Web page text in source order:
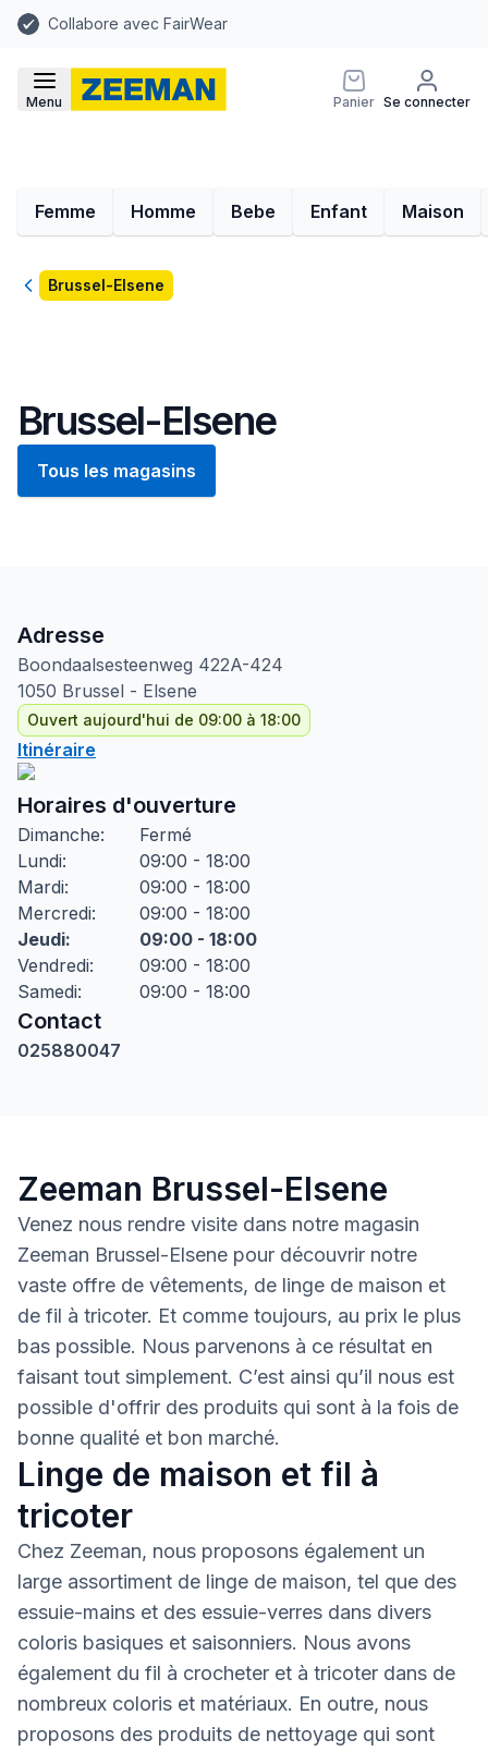
Collabore avec FairWear
Menu Panier Se connecter
Femme Homme Bebe Enfant Maison
RetourBrussel-Elsene
Brussel-Elsene
Tous les magasins
Adresse
Boondaalsesteenweg 422A-424
1050 Brussel - Elsene
Ouvert aujourd'hui de 09:00 à 18:00
Itinéraire
Horaires d'ouverture
Dimanche:
Fermé
Lundi:
09:00 - 18:00
Mardi:
09:00 - 18:00
Mercredi:
09:00 - 18:00
Jeudi:
09:00 - 18:00
Vendredi:
09:00 - 18:00
Samedi: 09:00 - 18:00
Contact
025880047
Zeeman Brussel-Elsene
Venez nous rendre visite dans notre magasin
Zeeman Brussel-Elsene pour découvrir notre
vaste offre de vêtements, de linge de maison et
de fil à tricoter. Et comme toujours, au prix le plus
bas possible. Nous parvenons à ce résultat en
faisant tout simplement. C’est ainsi qu’il nous est
possible d'offrir des produits qui sont à la fois de
bonne qualité et bon marché.
Linge de maison et fil à
tricoter
Chez Zeeman, nous proposons également un
large assortiment de linge de maison, tel que des
essuie-mains et des essuie-verres dans divers
coloris basiques et saisonniers. Nous avons
également du fil à crocheter et à tricoter dans de
nombreux coloris et matériaux. En outre, nous
proposons des produits de nettoyage qui sont